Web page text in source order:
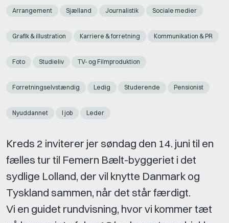
Arrangement Sjælland Journalistik Sociale medier
Grafik & illustration Karriere & forretning Kommunikation & PR
Foto Studieliv TV- og Filmproduktion
Forretningselvstændig Ledig Studerende Pensionist
Nyuddannet I job Leder
Kreds 2 inviterer jer søndag den 14. juni til en
fælles tur til Femern Bælt-byggeriet i det
sydlige Lolland, der vil knytte Danmark og
Tyskland sammen, når det står færdigt.
Vi en guidet rundvisning, hvor vi kommer tæt